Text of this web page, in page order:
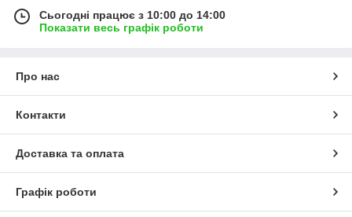
Сьогодні працює з 10:00 до 14:00
Показати весь графік роботи
Про нас
Контакти
Доставка та оплата
Графік роботи